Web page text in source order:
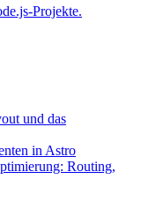
Projekte.
und das
in Astro
Routing,